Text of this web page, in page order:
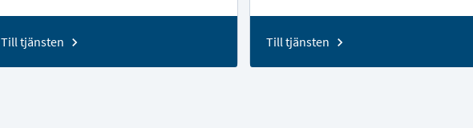
Till tjänsten Till tjänsten